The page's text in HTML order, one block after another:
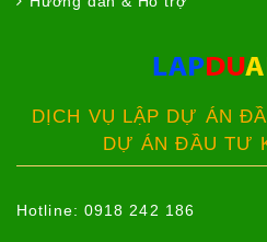
DỊCH VỤ LẬP DỰ ÁN
DỰ ÁN ĐẦU TƯ
Hotline: 0918 242 186